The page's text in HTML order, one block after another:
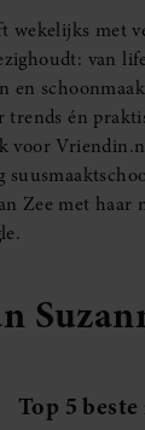
wekelijks met
van
en
trends én
voor
Zee met haar
Top 5